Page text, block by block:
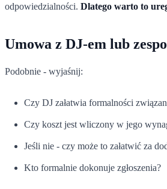
odpowiedzialności. Dlatego warto to
Umowa z DJ-em lub
Podobnie - wyjaśnij:
Czy DJ załatwia formalności
Czy koszt jest wliczony w jego
Jeśli nie - czy może to załatwić za
Kto formalnie dokonuje zgłoszenia?